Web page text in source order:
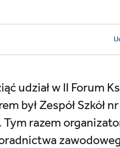
udział w II Forum
był Zespół Szkół
razem